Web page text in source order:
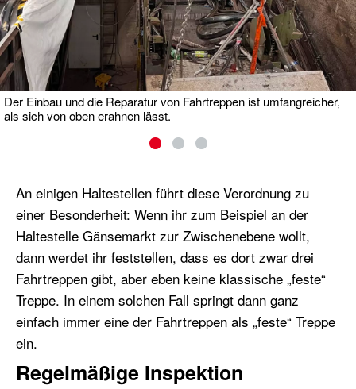
Der Einbau und die Reparatur von Fahrtreppen ist umfangreicher,
als sich von oben erahnen lässt.
An einigen Haltestellen führt diese Verordnung zu
einer Besonderheit: Wenn ihr zum Beispiel an der
Haltestelle Gänsemarkt zur Zwischenebene wollt,
dann werdet ihr feststellen, dass es dort zwar drei
Fahrtreppen gibt, aber eben keine klassische „feste“
Treppe. In einem solchen Fall springt dann ganz
einfach immer eine der Fahrtreppen als „feste“ Treppe
ein.
Regelmäßige Inspektion